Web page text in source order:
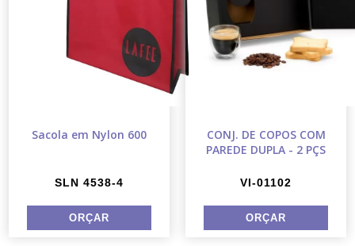
Sacola em Nylon 600
SLN 4538-4
CONJ. DE COPOS COM
PAREDE DUPLA - 2 PÇS
VI-01102